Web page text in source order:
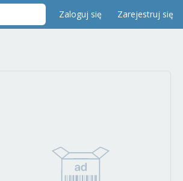
Zaloguj się Zarejestruj się